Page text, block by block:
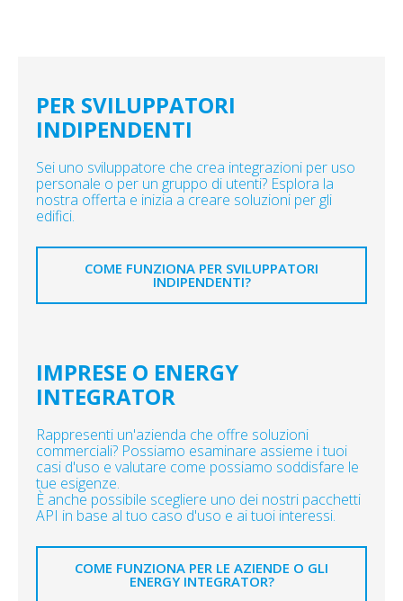
PER SVILUPPATORI
INDIPENDENTI
Sei uno sviluppatore che crea integrazioni per uso
personale o per un gruppo di utenti? Esplora la
nostra offerta e inizia a creare soluzioni per gli
edifici.
COME FUNZIONA PER SVILUPPATORI
INDIPENDENTI?
IMPRESE O ENERGY
INTEGRATOR
Rappresenti un'azienda che offre soluzioni
commerciali? Possiamo esaminare assieme i tuoi
casi d'uso e valutare come possiamo soddisfare le
tue esigenze.
È anche possibile scegliere uno dei nostri pacchetti
API in base al tuo caso d'uso e ai tuoi interessi.
COME FUNZIONA PER LE AZIENDE O GLI
ENERGY INTEGRATOR?